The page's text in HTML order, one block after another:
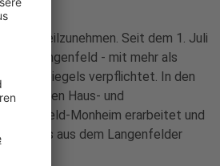
teilzunehmen. Seit dem 1. Juli
wie Langenfeld - mit mehr als
Mietspiegels verpflichtet. In den
örtlichen Haus- und
Monheim erarbeitet und
heißt es aus dem Langenfelder